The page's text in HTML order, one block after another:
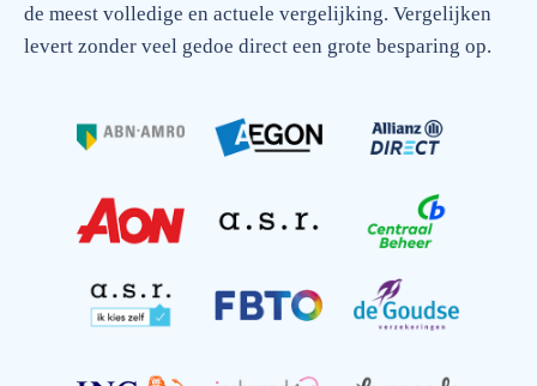
de meest volledige en actuele vergelijking. Vergelijken
levert zonder veel gedoe direct een grote besparing op.